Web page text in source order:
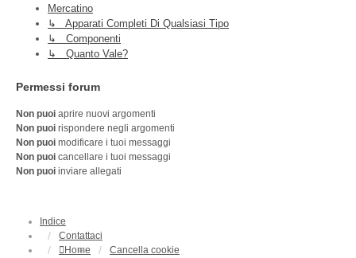
Mercatino
↳ Apparati Completi Di Qualsiasi Tipo
↳ Componenti
↳ Quanto Vale?
Permessi forum
Non puoi aprire nuovi argomenti
Non puoi rispondere negli argomenti
Non puoi modificare i tuoi messaggi
Non puoi cancellare i tuoi messaggi
Non puoi inviare allegati
Indice
Contattaci
Home
Cancella cookie